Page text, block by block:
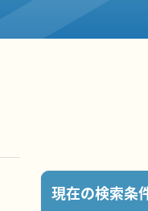
現在の検索条